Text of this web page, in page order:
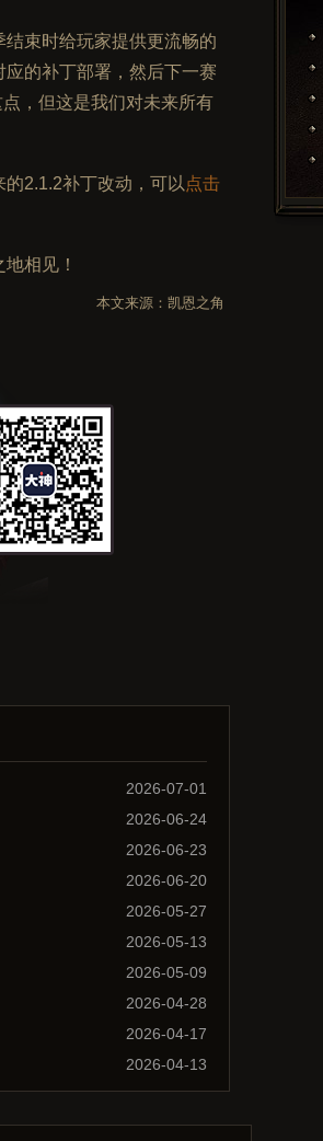
束时给玩家提供更流畅的
的补丁部署，然后下一赛
，但这是我们对未来所有
的2.1.2补丁改动，可以 点击
相见！
本文来源： 凯恩之角
2026-07-01
2026-06-24
2026-06-23
2026-06-20
2026-05-27
2026-05-13
2026-05-09
2026-04-28
2026-04-17
2026-04-13